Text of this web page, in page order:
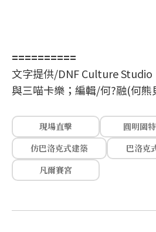
==========
文字提供/DNF Culture
與三喵卡樂；編輯/何?融(何熊
現場直擊
圓明園
仿巴洛克式建築
巴洛克
凡爾賽宮